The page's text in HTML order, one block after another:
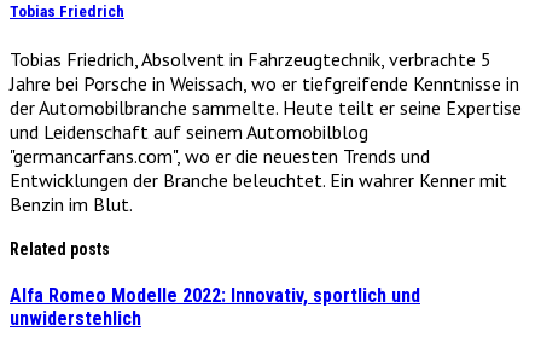
Tobias Friedrich
Tobias Friedrich, Absolvent in Fahrzeugtechnik, verbrachte 5
Jahre bei Porsche in Weissach, wo er tiefgreifende Kenntnisse in
der Automobilbranche sammelte. Heute teilt er seine Expertise
und Leidenschaft auf seinem Automobilblog
"germancarfans.com", wo er die neuesten Trends und
Entwicklungen der Branche beleuchtet. Ein wahrer Kenner mit
Benzin im Blut.
Related posts
Alfa Romeo Modelle 2022: Innovativ, sportlich und
unwiderstehlich